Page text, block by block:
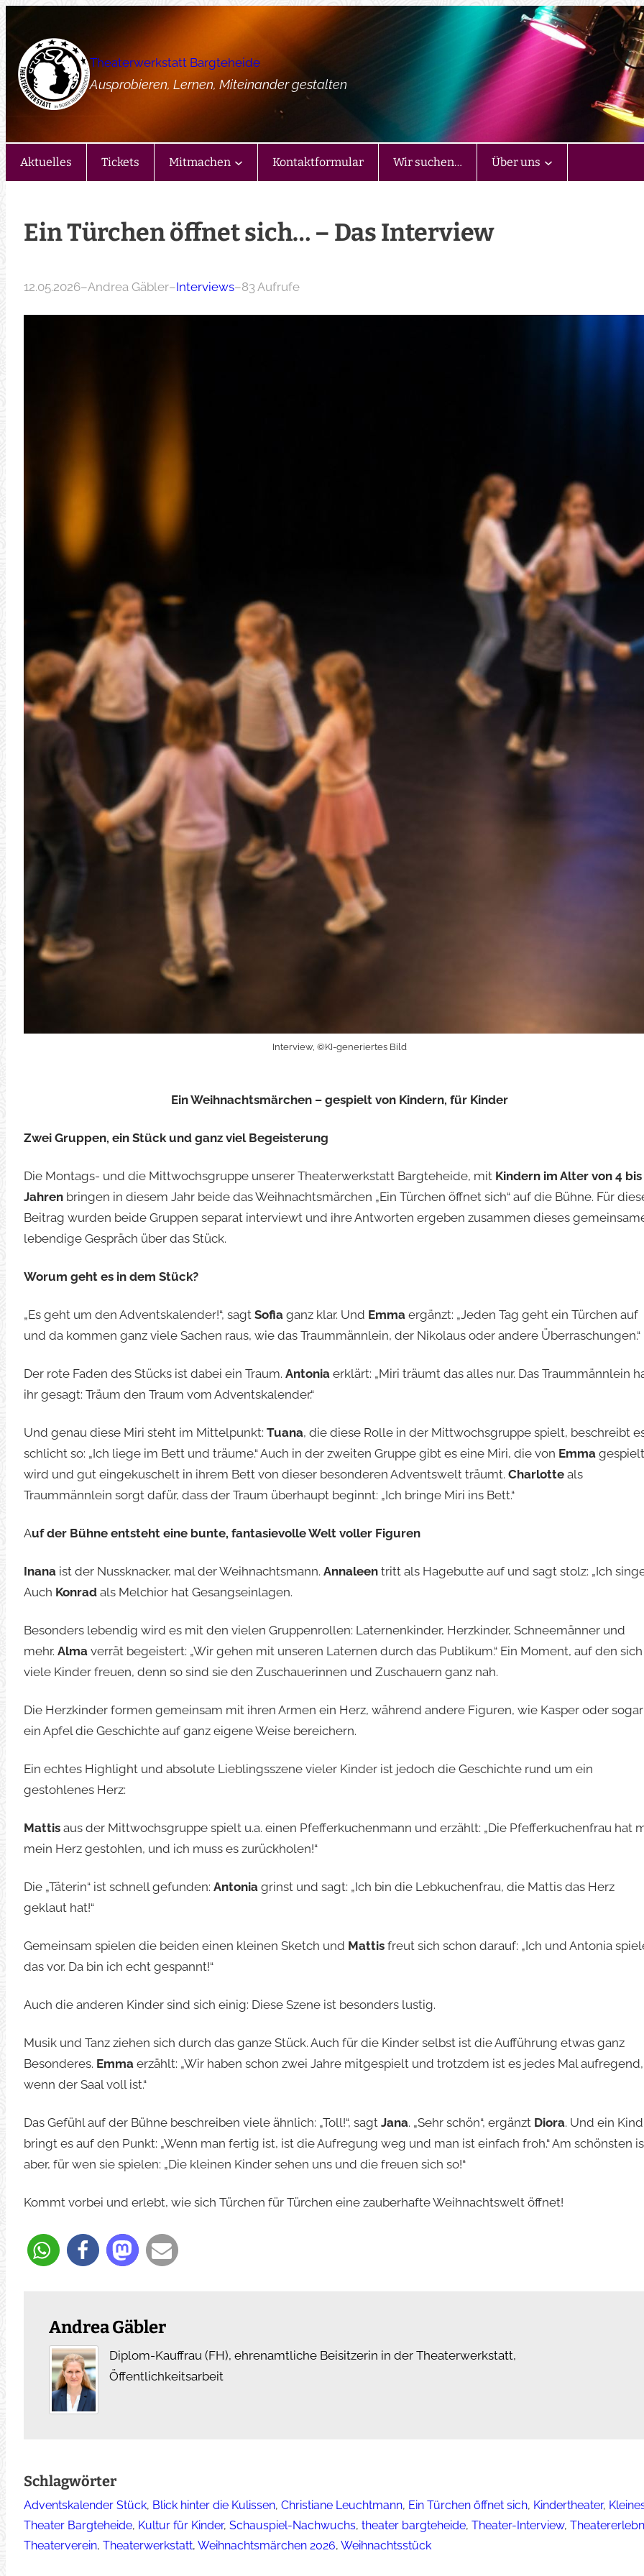
springen
Theaterwerkstatt Bargteheide
Ausprobieren, Lernen, Miteinander gestalten
Aktuelles Tickets Mitmachen Kontaktformular Wir suchen… Über uns
Ein Türchen öffnet sich… – Das Interview
12.05.2026–Andrea Gäbler–Interviews–83 Aufrufe
Interview, ©KI-generiertes Bild
Ein Weihnachtsmärchen – gespielt von Kindern, für Kinder
Zwei Gruppen, ein Stück und ganz viel Begeisterung
Die Montags- und die Mittwochsgruppe unserer Theaterwerkstatt Bargteheide, mit Kindern im Alter von 4 bis
Jahrenbringen in diesem Jahr beide das Weihnachtsmärchen „Ein Türchen öffnet sich“ auf die Bühne. Für
Beitrag wurden beide Gruppen separat interviewt und ihre Antworten ergeben zusammen dieses
lebendige Gespräch über das Stück.
Worum geht es in dem Stück?
„Es geht um den Adventskalender!“, sagt Sofiaganz klar. Und Emmaergänzt: „Jeden Tag geht ein Türchen auf
und da kommen ganz viele Sachen raus, wie das Traummännlein, der Nikolaus oder andere Überraschungen.“
Der rote Faden des Stücks ist dabei ein Traum. Antoniaerklärt: „Miri träumt das alles nur. Das Traummännlein
ihr gesagt: Träum den Traum vom Adventskalender.“
Und genau diese Miri steht im Mittelpunkt: Tuana, die diese Rolle in der Mittwochsgruppe spielt, beschreibt
schlicht so: „Ich liege im Bett und träume.“ Auch in der zweiten Gruppe gibt es eine Miri, die von Emma gespielt
wird und gut eingekuschelt in ihrem Bett von dieser besonderen Adventswelt träumt. Charlotteals
Traummännlein sorgt dafür, dass der Traum überhaupt beginnt: „Ich bringe Miri ins Bett.“
Auf der Bühne entsteht eine bunte, fantasievolle Welt voller Figuren
Inanaist der Nussknacker, mal der Weihnachtsmann. Annaleentritt als Hagebutte auf und sagt stolz: „Ich
Auch Konradals Melchior hat Gesangseinlagen.
Besonders lebendig wird es mit den vielen Gruppenrollen: Laternenkinder, Herzkinder, Schneemänner und
mehr. Almaverrät begeistert: „Wir gehen mit unseren Laternen durch das Publikum.“ Ein Moment, auf den sich
viele Kinder freuen, denn so sind sie den Zuschauerinnen und Zuschauern ganz nah.
Die Herzkinder formen gemeinsam mit ihren Armen ein Herz, während andere Figuren, wie Kasper oder sogar
ein Apfel die Geschichte auf ganz eigene Weise bereichern.
Ein echtes Highlight und absolute Lieblingsszene vieler Kinder ist jedoch die Geschichte rund um ein
gestohlenes Herz:
Mattisaus der Mittwochsgruppe spielt u.a. einen Pfefferkuchenmann und erzählt: „Die Pfefferkuchenfrau hat
mein Herz gestohlen, und ich muss es zurückholen!“
Die „Täterin“ ist schnell gefunden: Antoniagrinst und sagt: „Ich bin die Lebkuchenfrau, die Mattis das Herz
geklaut hat!“
Gemeinsam spielen die beiden einen kleinen Sketch und Mattisfreut sich schon darauf: „Ich und Antonia
das vor. Da bin ich echt gespannt!“
Auch die anderen Kinder sind sich einig: Diese Szene ist besonders lustig.
Musik und Tanz ziehen sich durch das ganze Stück. Auch für die Kinder selbst ist die Aufführung etwas ganz
Besonderes. Emmaerzählt: „Wir haben schon zwei Jahre mitgespielt und trotzdem ist es jedes Mal aufregend,
wenn der Saal voll ist.“
Das Gefühl auf der Bühne beschreiben viele ähnlich: „Toll!“, sagt Jana. „Sehr schön“, ergänzt Diora. Und ein Kind
bringt es auf den Punkt: „Wenn man fertig ist, ist die Aufregung weg und man ist einfach froh.“ Am schönsten
aber, für wen sie spielen: „Die kleinen Kinder sehen uns und die freuen sich so!“
Kommt vorbei und erlebt, wie sich Türchen für Türchen eine zauberhafte Weihnachtswelt öffnet!
Andrea Gäbler
Diplom-Kauffrau (FH), ehrenamtliche Beisitzerin in der Theaterwerkstatt,
Öffentlichkeitsarbeit
Schlagwörter
Adventskalender Stück, Blick hinter die Kulissen, Christiane Leuchtmann, Ein Türchen öffnet sich, Kindertheater,
Theater Bargteheide, Kultur für Kinder, Schauspiel-Nachwuchs, theater bargteheide, Theater-Interview,
Theaterverein, Theaterwerkstatt, Weihnachtsmärchen 2026, Weihnachtsstück